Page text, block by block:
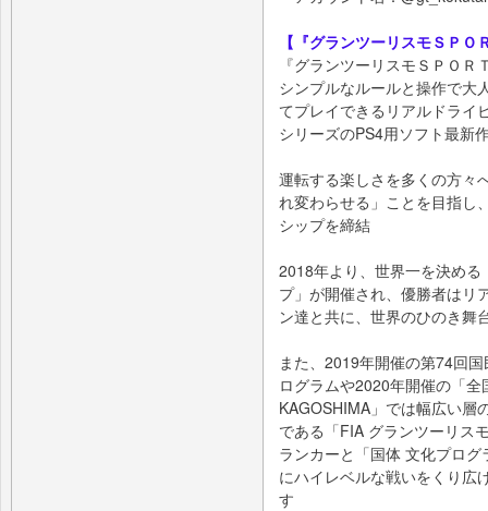
【『グランツーリスモＳＰＯ
『グランツーリスモＳＰＯ
シンプルなルールと操作で大
てプレイできるリアルドライ
シリーズのPS4用ソフト最新
運転する楽しさを多くの方々
れ変わらせる」ことを目指し
シップを締結
2018年より、世界一を決め
プ」が開催され、優勝者はリ
ン達と共に、世界のひのき舞
また、2019年開催の第74回
ログラムや2020年開催の「
KAGOSHIMA」では幅広い層
である「FIA グランツーリス
ランカーと「国体 文化プロ
にハイレベルな戦いをくり広
す